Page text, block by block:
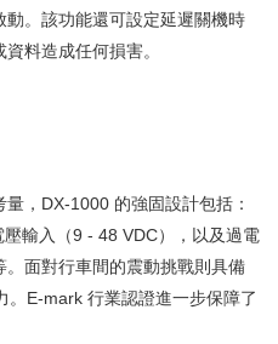
。該功能還可設定延遲關機時
料造成任何損害。
，DX-1000 的強固設計包括：
輸入（9 - 48 VDC），以及過電
面對行車間的震動挑戰則具備
E-mark 行業認證進一步保障了